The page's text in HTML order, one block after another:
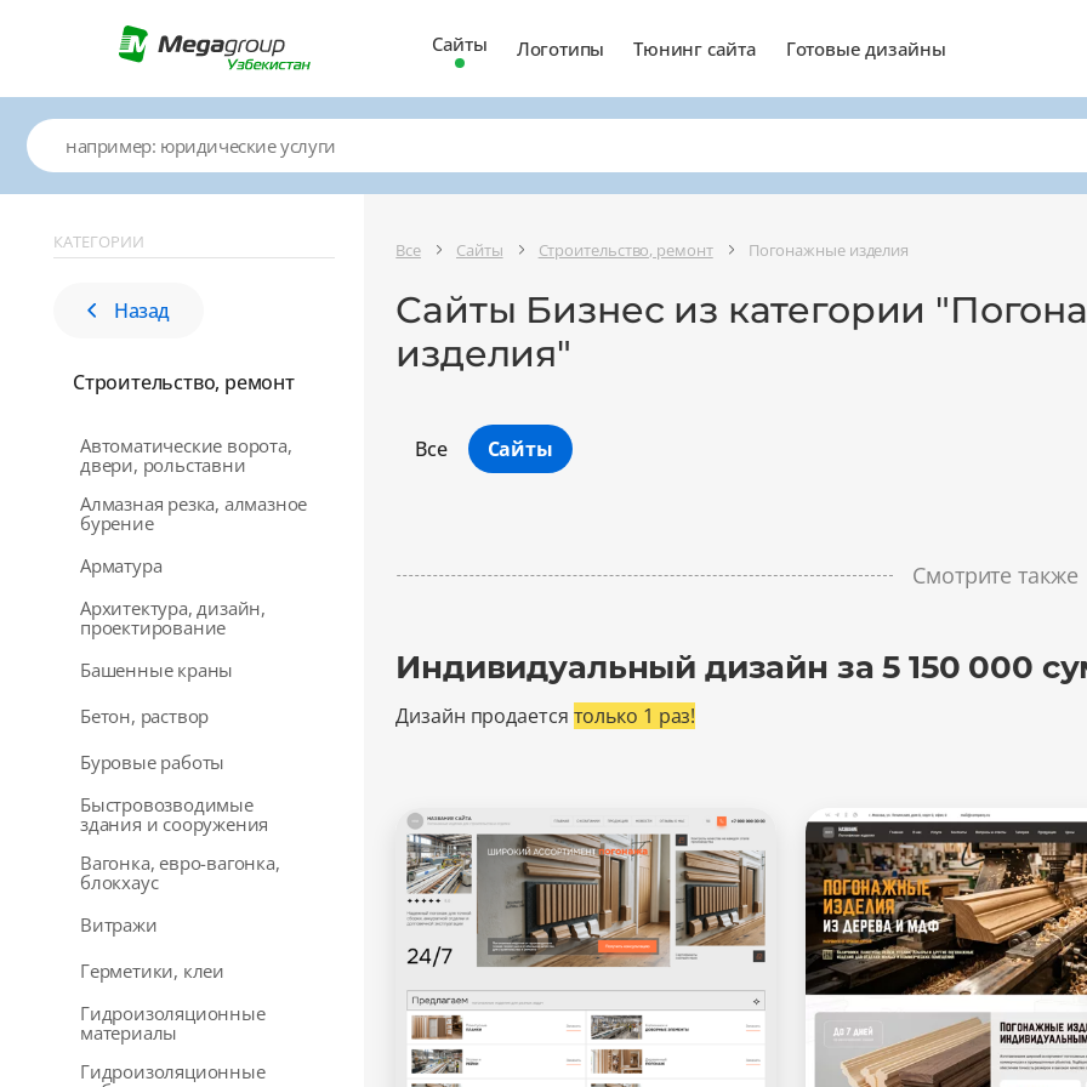
Сайты Логотипы Тюнинг сайта Готовые дизайны
КАТЕГОРИИ
Назад
Строительство, ремонт
Автоматические ворота,
двери, рольставни
Алмазная резка, алмазное
бурение
Арматура
Архитектура, дизайн,
проектирование
Башенные краны
Бетон, раствор
Буровые работы
Быстровозводимые
здания и сооружения
Вагонка, евро-вагонка,
блокхаус
Витражи
Герметики, клеи
Гидроизоляционные
материалы
Гидроизоляционные
Все Сайты Строительство, ремонт Погонажные изделия
Сайты Бизнес из категории
изделия"
Все Сайты
Смотрите также
Индивидуальный дизайн за 5 150 000
Дизайн продается только 1 раз!